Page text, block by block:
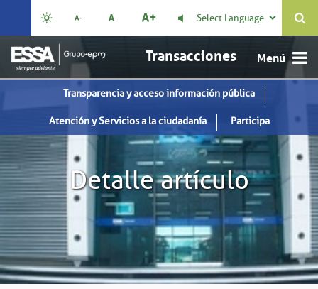
Select Language 
Transacciones
Transparencia y acceso información pública
Atención y Servicios a la ciudadanía Participa
Detalle artículo